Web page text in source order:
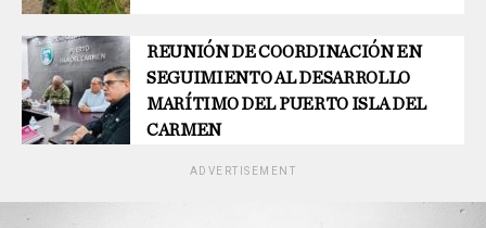
REUNIÓN DE COORDINACIÓN EN
SEGUIMIENTO AL DESARROLLO
MARÍTIMO DEL PUERTO ISLA DEL
CARMEN
ADVERTISEMENT